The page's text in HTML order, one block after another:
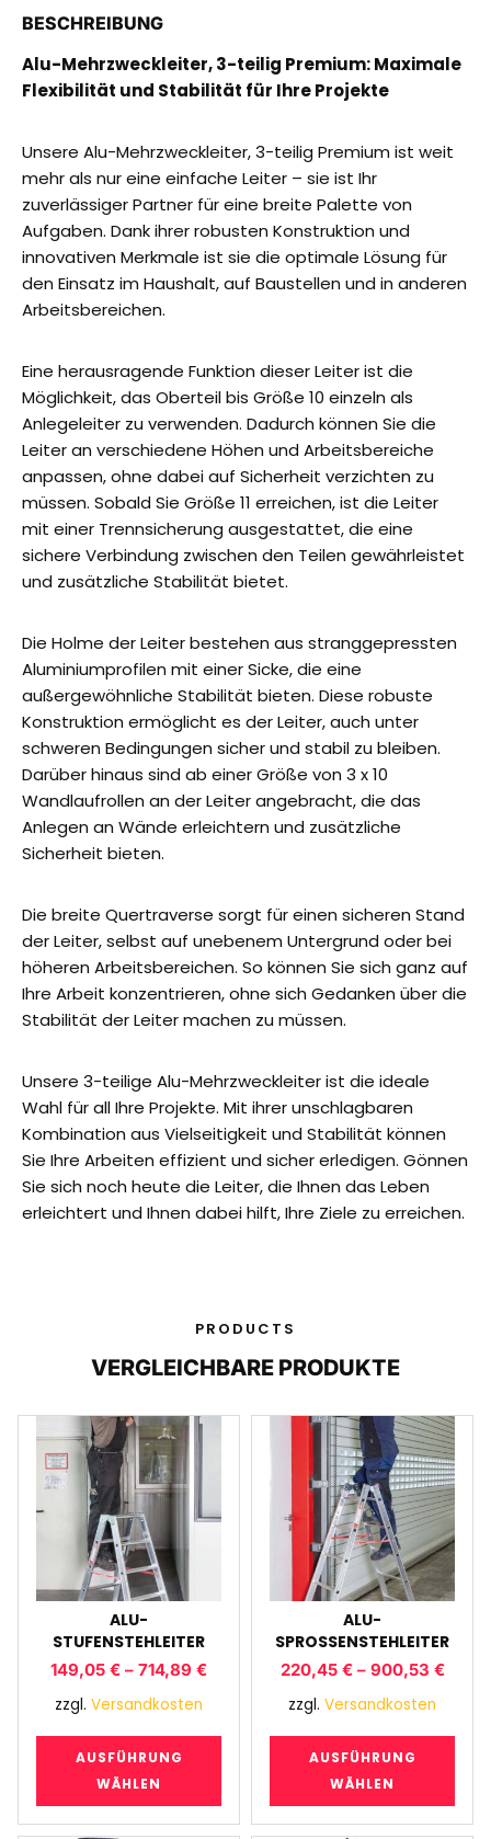
BESCHREIBUNG
Alu-Mehrzweckleiter, 3-teilig Premium: Maximale
Flexibilität und Stabilität für Ihre Projekte
Unsere Alu-Mehrzweckleiter, 3-teilig Premium ist weit
mehr als nur eine einfache Leiter – sie ist Ihr
zuverlässiger Partner für eine breite Palette von
Aufgaben. Dank ihrer robusten Konstruktion und
innovativen Merkmale ist sie die optimale Lösung für
den Einsatz im Haushalt, auf Baustellen und in anderen
Arbeitsbereichen.
Eine herausragende Funktion dieser Leiter ist die
Möglichkeit, das Oberteil bis Größe 10 einzeln als
Anlegeleiter zu verwenden. Dadurch können Sie die
Leiter an verschiedene Höhen und Arbeitsbereiche
anpassen, ohne dabei auf Sicherheit verzichten zu
müssen. Sobald Sie Größe 11 erreichen, ist die Leiter
mit einer Trennsicherung ausgestattet, die eine
sichere Verbindung zwischen den Teilen gewährleistet
und zusätzliche Stabilität bietet.
Die Holme der Leiter bestehen aus stranggepressten
Aluminiumprofilen mit einer Sicke, die eine
außergewöhnliche Stabilität bieten. Diese robuste
Konstruktion ermöglicht es der Leiter, auch unter
schweren Bedingungen sicher und stabil zu bleiben.
Darüber hinaus sind ab einer Größe von 3 x 10
Wandlaufrollen an der Leiter angebracht, die das
Anlegen an Wände erleichtern und zusätzliche
Sicherheit bieten.
Die breite Quertraverse sorgt für einen sicheren Stand
der Leiter, selbst auf unebenem Untergrund oder bei
höheren Arbeitsbereichen. So können Sie sich ganz auf
Ihre Arbeit konzentrieren, ohne sich Gedanken über die
Stabilität der Leiter machen zu müssen.
Unsere 3-teilige Alu-Mehrzweckleiter ist die ideale
Wahl für all Ihre Projekte. Mit ihrer unschlagbaren
Kombination aus Vielseitigkeit und Stabilität können
Sie Ihre Arbeiten effizient und sicher erledigen. Gönnen
Sie sich noch heute die Leiter, die Ihnen das Leben
erleichtert und Ihnen dabei hilft, Ihre Ziele zu erreichen.
PRODUCTS
VERGLEICHBARE PRODUKTE
ALU-
STUFENSTEHLEITER
149,05 € – 714,89 €
zzgl. Versandkosten
AUSFÜHRUNG
WÄHLEN
ALU-
SPROSSENSTEHLEITER
220,45 €– 900,53 €
zzgl. Versandkosten
AUSFÜHRUNG
WÄHLEN